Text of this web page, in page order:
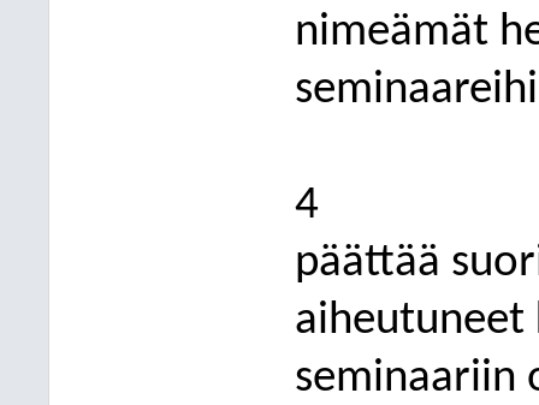
nimeämät
4
päättää
aiheutuneet
seminaariin